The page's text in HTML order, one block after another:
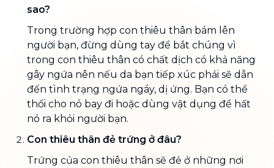
sao?
Trong trường hợp con thiêu thân bám lên
người bạn, đừng dùng tay để bắt chúng vì
trong con thiêu thân có chất dịch có khả năng
gây ngứa nên nếu da bạn tiếp xúc phải sẽ dẫn
đến tình trạng ngứa ngáy, dị ứng. Bạn có thể
thổi cho nó bay đi hoặc dùng vật dụng để hất
nó ra khỏi người bạn.
Con thiêu thân đẻ trứng ở đâu?
Trứng của con thiêu thân sẽ đẻ ở những nơi